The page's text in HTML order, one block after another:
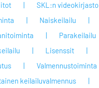
SKL:n videokirjasto
Naiskeilailu
Parakeilailu
Lisenssit
Valmennustoiminta
keilailuvalmennus